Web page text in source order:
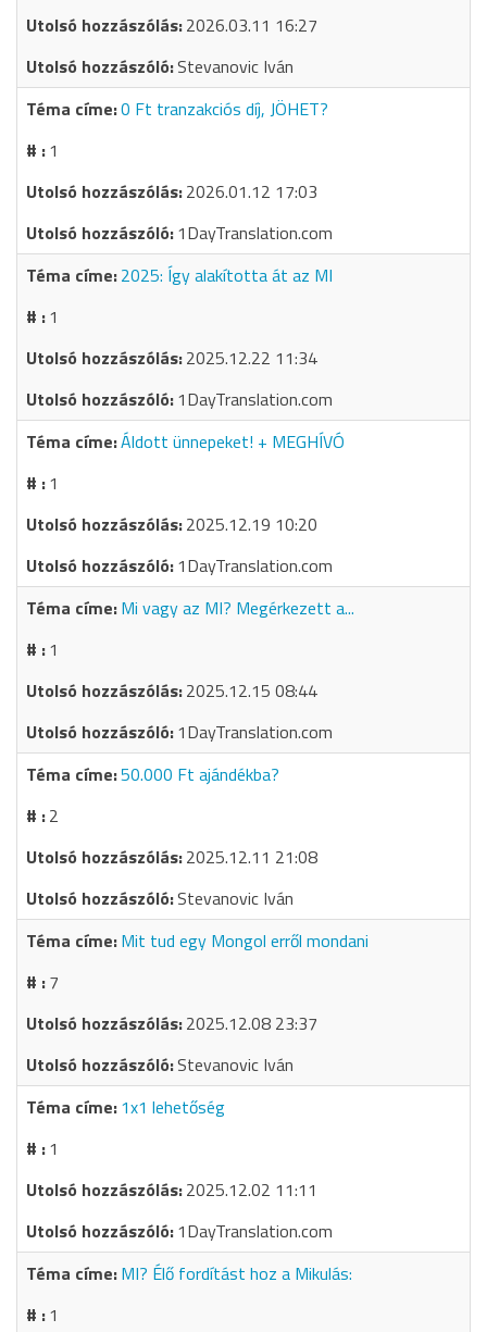
2026.03.11 16:27
Stevanovic Iván
0 Ft tranzakciós díj, JÖHET?
1
2026.01.12 17:03
1DayTranslation.com
2025: Így alakította át az MI
1
2025.12.22 11:34
1DayTranslation.com
Áldott ünnepeket! + MEGHÍVÓ
1
2025.12.19 10:20
1DayTranslation.com
Mi vagy az MI? Megérkezett a...
1
2025.12.15 08:44
1DayTranslation.com
50.000 Ft ajándékba?
2
2025.12.11 21:08
Stevanovic Iván
Mit tud egy Mongol erről mondani
7
2025.12.08 23:37
Stevanovic Iván
1x1 lehetőség
1
2025.12.02 11:11
1DayTranslation.com
MI? Élő fordítást hoz a Mikulás:
1